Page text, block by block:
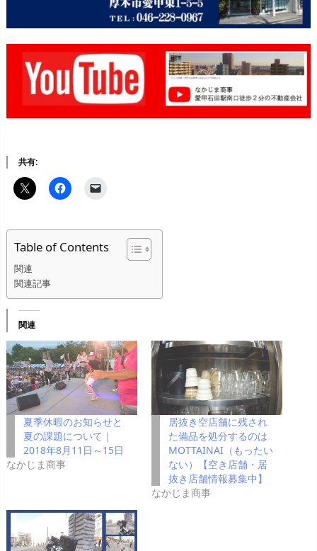
共有:
Table of Contents
関連
関連記事
関連
夏季休暇のお知らせと
夏の課題について｜
2018年8月11日～15日
なかじま商事
居抜き空店舗に残され
た備品を処分するのは
MOTTAINAI（もったい
ない）【空き店舗・居
抜き店舗情報募集中】
なかじま商事